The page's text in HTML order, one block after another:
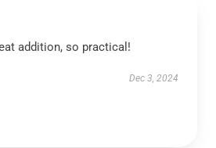
addition, so practical!
Dec 3, 2024